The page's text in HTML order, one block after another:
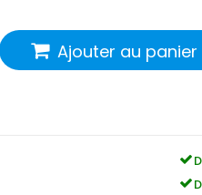
Ajouter au panier